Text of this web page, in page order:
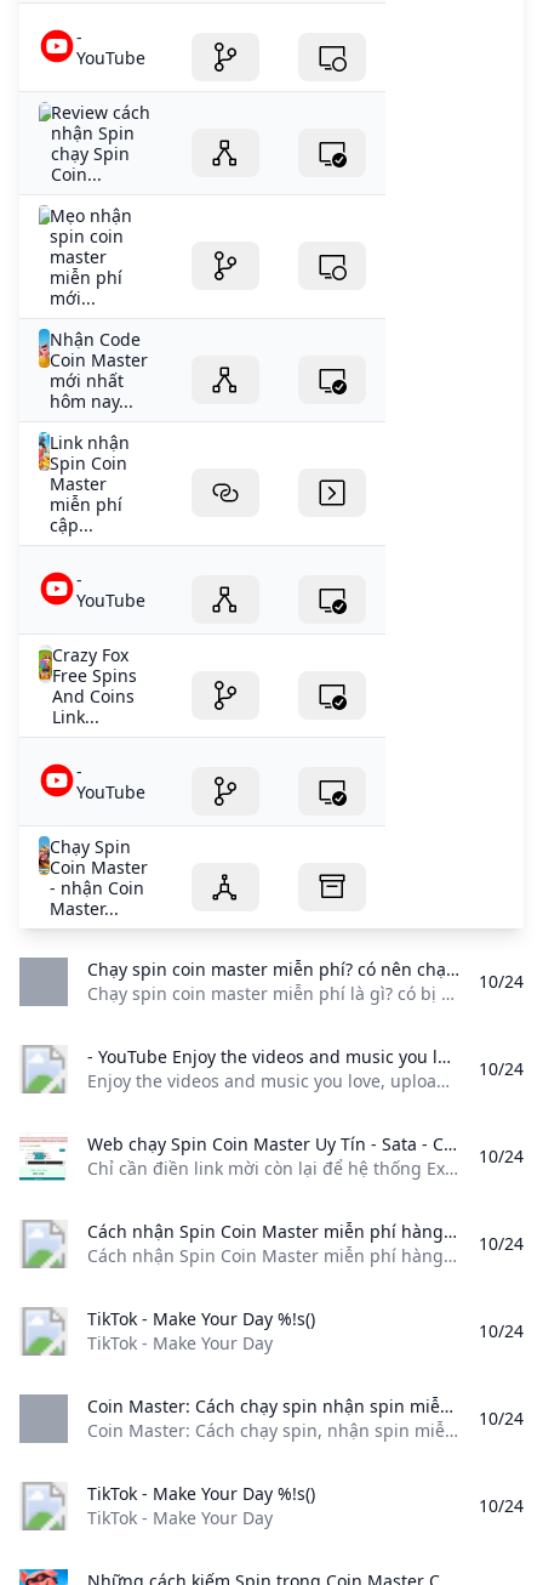
-
YouTube
Review cách
nhận Spin
chạy Spin
Coin...
Mẹo nhận
spin coin
master
miễn phí
mới...
Nhận Code
Coin Master
mới nhất
hôm nay...
Link nhận
Spin Coin
Master
miễn phí
cập...
-
YouTube
Crazy Fox
Free Spins
And Coins
Link...
-
YouTube
Chạy Spin
Coin Master
- nhận Coin
Master...
Chạy spin coin master miễn phí? có nên chạy spin không? - PolyXGO Chạy spin coin master miễn phí là gì? có bị hack facebook khi chạy spin không? và quan trọng hơn hết chạy spin coin master là gì?
Chạy spin coin master miễn phí là gì? có bị hack facebook khi chạy spin không? và quan trọng hơn hết chạy spin coin master là gì? Game / Bởi An Nhiên Để chạy spin coin master hay không trước tiên bạn cần hiểu rõ khái niệm này. Đơn giản “chạy spin” nó chỉ là hình thức “invite friend” trong game Coin Master để nhận free spin và được những hội nhóm, admin làm dịch vụ gọi như vậy.
10/24
- YouTube Enjoy the videos and music you love upload original content and share it all with friends family and the world on YouTube.
Enjoy the videos and music you love, upload original content, and share it all with friends, family, and the world on YouTube.
10/24
Web chạy Spin Coin Master Uy Tín - Sata - Cộng đồng công nghệ khoa học sáng tạo! Chỉ cần điền link mời còn lại để hệ thống Extral Link SPIN1S.COM lo cho bạn Website chạy link invite Spin Coin Master : https://Spin1s.com
Chỉ cần điền link mời còn lại để hệ thống Extral Link SPIN1S.COM lo cho bạn Website chạy link invite Spin Coin Master : https://Spin1s.com
10/24
Cách nhận Spin Coin Master miễn phí hàng ngày - Chạy Spin Coin Master Cách nhận Spin Coin Master miễn phí hàng ngày qua cách chạy spin kiếm spin trong Coin Master theo các cách dưới bài viết sau bạn nhé. Để nhận spin nhiều.
Cách nhận Spin Coin Master miễn phí hàng ngày qua cách chạy spin, kiếm spin trong Coin Master theo các cách dưới bài viết sau bạn nhé. Để nhận spin nhiều. By BinhDuong Computer Cách nhận Spin Coin Master miễn phí hàng ngày qua cách chạy spin, kiếm spin trong Coin Master theo các cách dưới bài viết sau bạn nhé. Để nhận spin nhiều. Cách nhận Spin Coin Master miễn phí hàng ngày
10/24
TikTok - Make Your Day %!s()
TikTok - Make Your Day
10/24
Coin Master: Cách chạy spin nhận spin miễn phí mỗi ngày - Download.vn Coin Master: Cách chạy spin nhận spin miễn phí mỗi ngày Hướng dẫn một số cách kiếm thêm cực nhiều lượt quay trong Coin Master hoàn toàn miễn phí và đơn giản qua
Coin Master: Cách chạy spin, nhận spin miễn phí mỗi ngày, Hướng dẫn một số cách kiếm thêm cực nhiều lượt quay trong Coin Master hoàn toàn miễn phí và đơn giản qua Bình luận 142 Mua tài khoản Download Pro để trải nghiệm website Download.vn KHÔNG quảng cáo& tải File cực nhanh chỉ từ 79.000đ.Tìm hiểu thêm Mua ngay Dù đã ra mắt khá lâu nhưng trò chơi Coin Master vẫn nhận đươc sự quan tâm của các game thủ.
10/24
TikTok - Make Your Day %!s()
TikTok - Make Your Day
10/24